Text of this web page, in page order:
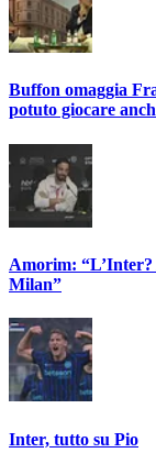
Buffon omaggia
potuto giocare
Amorim: “L’Inter?
Milan”
Inter, tutto su Pio